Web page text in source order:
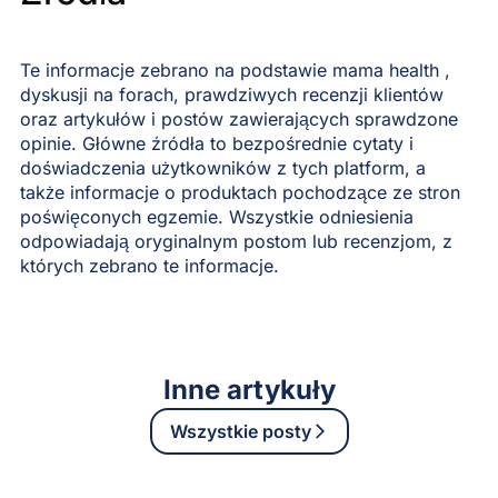
Te informacje zebrano na podstawie mama health ,
dyskusji na forach, prawdziwych recenzji klientów
oraz artykułów i postów zawierających sprawdzone
opinie. Główne źródła to bezpośrednie cytaty i
doświadczenia użytkowników z tych platform, a
także informacje o produktach pochodzące ze stron
poświęconych egzemie. Wszystkie odniesienia
odpowiadają oryginalnym postom lub recenzjom, z
których zebrano te informacje.
Inne artykuły
Wszystkie posty